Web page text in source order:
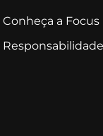
Conheça a Focus